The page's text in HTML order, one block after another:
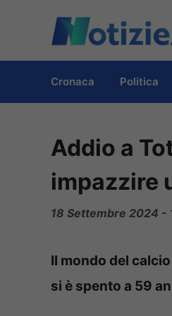
contenuto
Cronaca Politica
Addio a
impazzire
18 Settembre 2024 -
Il mondo del
si è spento a 59